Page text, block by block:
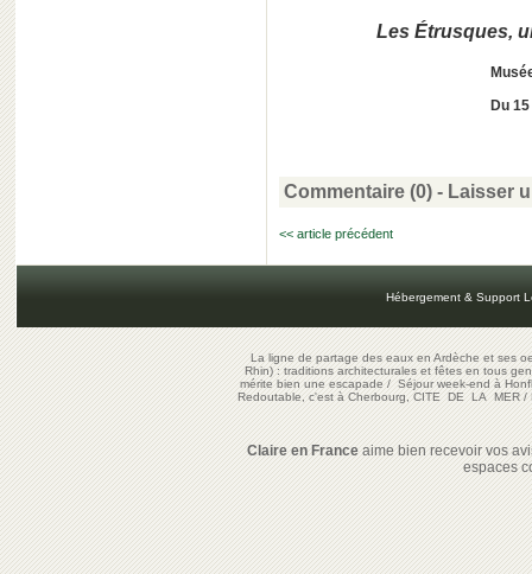
Les Étrusques,
Du
Commentaire (0) - Laisser
<< article précédent
Hébergement & Support
La ligne de partage des eaux en Ardèche et ses
Rhin) : traditions architecturales et fêtes en tous
mérite bien une escapade/Séjour week-end à
Redoutable, c'est à Cherbourg, CITE DE LA MER/
Claire en Franceaime bien recevoir vos
espaces